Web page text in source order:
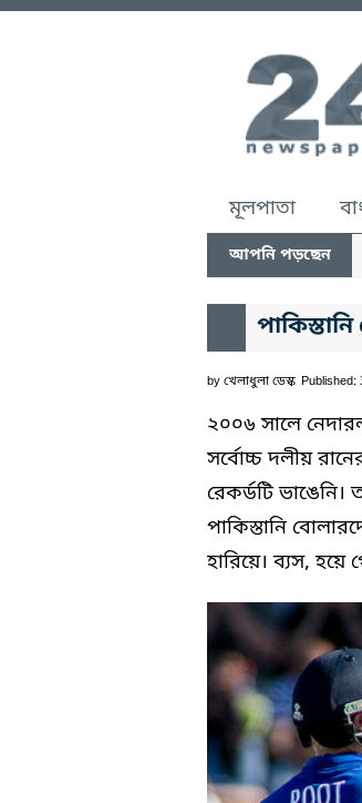
মূলপাতা
আপনি পড়ছেন
by খেলাধুলা ডেস্ক Published:
২০০৬ সালে
সর্বোচ্চ দলীয়
রেকর্ডটি
পাকিস্তানি
হারিয়ে। ব্যস, হয়ে